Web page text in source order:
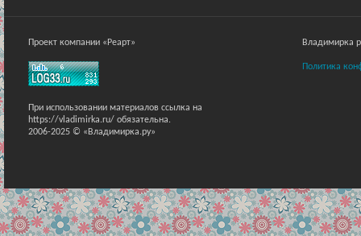
Проект компании «Реарт»
При использовании материалов ссылка на
https://vladimirka.ru/ обязательна.
2006-2025 © «Владимирка.ру»
Владимирка
Политика